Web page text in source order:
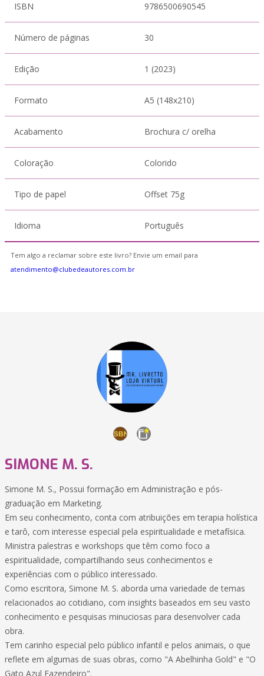
ISBN 9786500690545
Número de páginas 30
Edição 1 (2023)
Formato A5 (148x210)
Acabamento Brochura c/ orelha
Coloração Colorido
Tipo de papel Offset 75g
Idioma Português
Tem algo a reclamar sobre este livro? Envie um email para
atendimento@clubedeautores.com.br
SIMONE M. S.
Simone M. S., Possui formação em Administração e pós-
graduação em Marketing.
Em seu conhecimento, conta com atribuições em terapia holística
e tarô, com interesse especial pela espiritualidade e metafísica.
Ministra palestras e workshops que têm como foco a
espiritualidade, compartilhando seus conhecimentos e
experiências com o público interessado.
Como escritora, Simone M. S. aborda uma variedade de temas
relacionados ao cotidiano, com insights baseados em seu vasto
conhecimento e pesquisas minuciosas para desenvolver cada
obra.
Tem carinho especial pelo público infantil e pelos animais, o que
reflete em algumas de suas obras, como "A Abelhinha Gold" e "O
Gato Azul Fazendeiro".